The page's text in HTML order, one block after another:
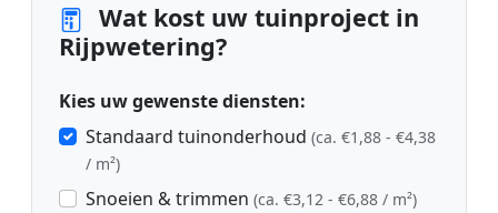
Wat kost uw tuinproject in
Rijpwetering?
Kies uw gewenste diensten:
Standaard tuinonderhoud (ca. €1,88 - €4,38
/ m²)
Snoeien & trimmen (ca. €3,12 - €6,88 / m²)